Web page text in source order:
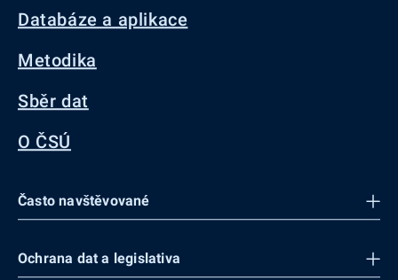
Databáze a aplikace
Metodika
Sběr dat
O ČSÚ
Často navštěvované
Ochrana dat a legislativa